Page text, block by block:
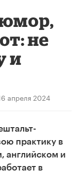
не
и
апреля 2024
практику в
английском и
в